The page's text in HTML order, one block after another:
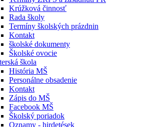
Krúžková činnosť
Rada školy
Termíny školských prázdnin
Kontakt
školské dokumenty
Školské ovocie
škola
História MŠ
Personálne obsadenie
Kontakt
Zápis do MŠ
Facebook MŠ
Školský poriadok
Oznamy - hirdetések